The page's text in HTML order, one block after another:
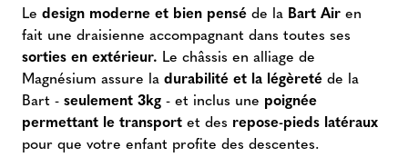
Le design moderne et bien pensé de la Bart Air en
fait une draisienne accompagnant dans toutes ses
sorties en extérieur. Le châssis en alliage de
Magnésium assure la durabilité et la légèreté de la
Bart - seulement 3kg - et inclus une poignée
permettant le transport et des repose-pieds latéraux
pour que votre enfant profite des descentes.